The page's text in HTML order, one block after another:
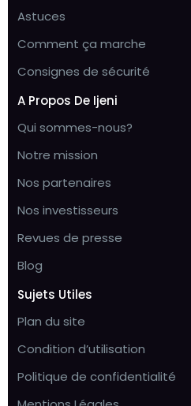
Astuces
Comment ça marche
Consignes de sécurité
A Propos De Ijeni
Qui sommes-nous?
Notre mission
Nos partenaires
Nos investisseurs
Revues de presse
Blog
Sujets Utiles
Plan du site
Condition d’utilisation
Politique de confidentialité